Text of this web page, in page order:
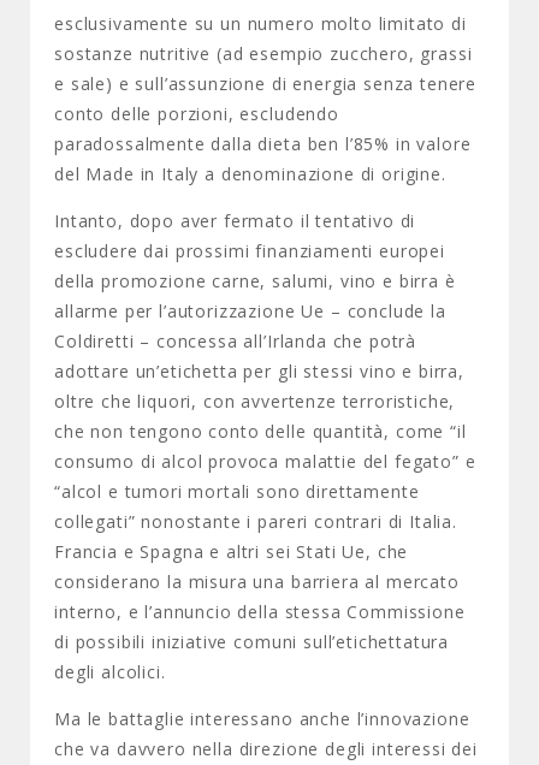
esclusivamente su un numero molto limitato di
sostanze nutritive (ad esempio zucchero, grassi
e sale) e sull’assunzione di energia senza tenere
conto delle porzioni, escludendo
paradossalmente dalla dieta ben l’85% in valore
del Made in Italy a denominazione di origine.
Intanto, dopo aver fermato il tentativo di
escludere dai prossimi finanziamenti europei
della promozione carne, salumi, vino e birra è
allarme per l’autorizzazione Ue – conclude la
Coldiretti – concessa all’Irlanda che potrà
adottare un’etichetta per gli stessi vino e birra,
oltre che liquori, con avvertenze terroristiche,
che non tengono conto delle quantità, come “il
consumo di alcol provoca malattie del fegato” e
“alcol e tumori mortali sono direttamente
collegati” nonostante i pareri contrari di Italia.
Francia e Spagna e altri sei Stati Ue, che
considerano la misura una barriera al mercato
interno, e l’annuncio della stessa Commissione
di possibili iniziative comuni sull’etichettatura
degli alcolici.
Ma le battaglie interessano anche l’innovazione
che va davvero nella direzione degli interessi dei